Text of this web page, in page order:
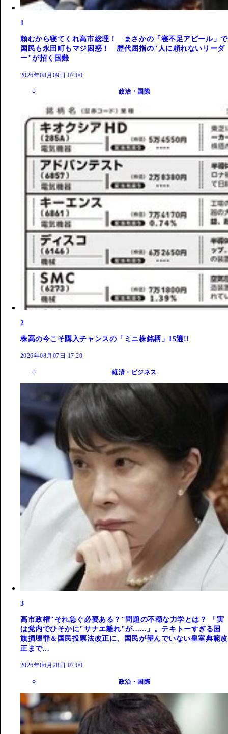
1
頼むから寝てくれ高市総理！ まさかの「寝不足アピール」で
国民も永田町もマジ困惑！ 歴代屈指の"人に頼れないリーダ
ー"が招く国難
2026年08月09日 07:00
政治・国際
2
株高の今こそ購入チャンスの「ミニ株銘柄」15選!!
2026年08月07日 17:20
経済・ビジネス
3
高市政権"それ急ぐ必要ある？"問題の不穏な力学とは？ 「実
は党内でひそかに"サナエ離れ"が......」。テキトーすぎる国
旗損壊罪＆国民投票法改正に、国民が望んでいない皇室典範改
正まで...
2026年06月28日 07:00
政治・国際